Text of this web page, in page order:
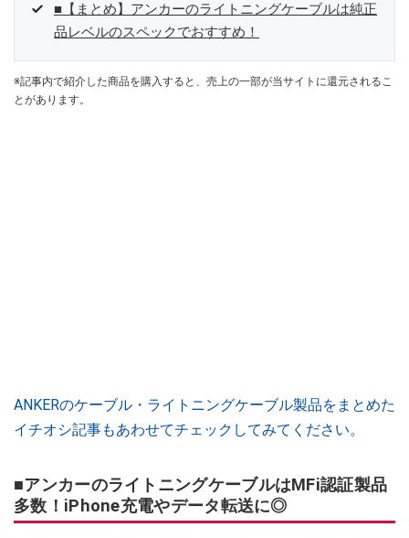
■【まとめ】アンカーのライトニングケーブルは純正
品レベルのスペックでおすすめ！
※記事内で紹介した商品を購入すると、売上の一部が当サイトに還元されるこ
とがあります。
ANKERのケーブル・ライトニングケーブル製品をまとめた
イチオシ記事もあわせてチェックしてみてください。
■アンカーのライトニングケーブルはMFi認証製品
多数！iPhone充電やデータ転送に◎